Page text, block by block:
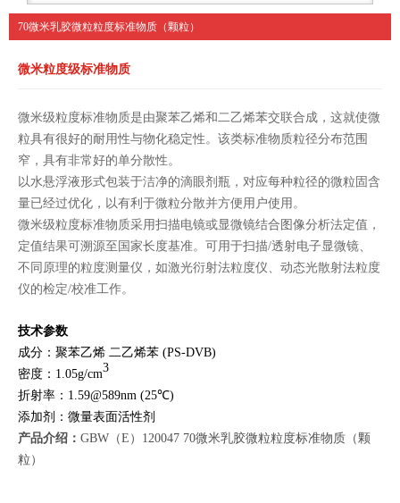
70微米乳胶微粒粒度标准物质（颗粒）
微米粒度级标准物质
微米级粒度标准物质是由聚苯乙烯和二乙烯苯交联合成，这就使微
粒具有很好的耐用性与物化稳定性。该类标准物质粒径分布范围
窄，具有非常好的单分散性。
以水悬浮液形式包装于洁净的滴眼剂瓶，对应每种粒径的微粒固含
量已经过优化，以有利于微粒分散并方便用户使用。
微米级粒度标准物质采用扫描电镜或显微镜结合图像分析法定值，
定值结果可溯源至国家长度基准。可用于扫描/透射电子显微镜、
不同原理的粒度测量仪，如激光衍射法粒度仪、动态光散射法粒度
仪的检定/校准工作。
技术参数
成分：聚苯乙烯 二乙烯苯 (PS-DVB)
密度：1.05g/cm3
折射率：1.59@589nm (25℃)
添加剂：微量表面活性剂
产品介绍： GBW（E）120047 70微米乳胶微粒粒度标准物质（颗
粒）